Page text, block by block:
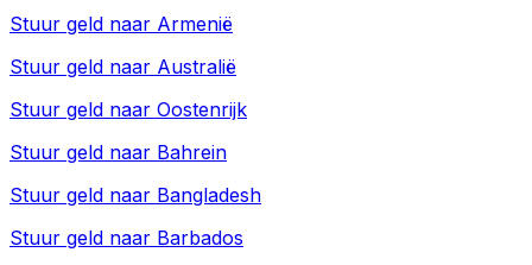
Stuur geld naar Armenië
Stuur geld naar Australië
Stuur geld naar Oostenrijk
Stuur geld naar Bahrein
Stuur geld naar Bangladesh
Stuur geld naar Barbados